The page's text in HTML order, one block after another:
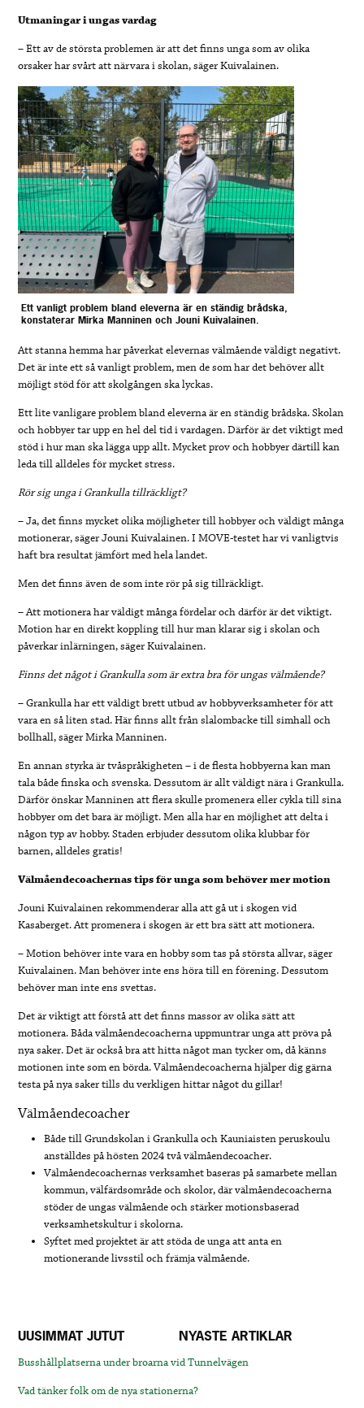
Utmaningar i ungas vardag
– Ett av de största problemen är att det finns unga som av olika
orsaker har svårt att närvara i skolan, säger Kuivalainen.
Ett vanligt problem bland eleverna är en ständig brådska,
konstaterar Mirka Manninen och Jouni Kuivalainen.
Att stanna hemma har påverkat elevernas välmående väldigt negativt.
Det är inte ett så vanligt problem, men de som har det behöver allt
möjligt stöd för att skolgången ska lyckas.
Ett lite vanligare problem bland eleverna är en ständig brådska. Skolan
och hobbyer tar upp en hel del tid i vardagen. Därför är det viktigt med
stöd i hur man ska lägga upp allt. Mycket prov och hobbyer därtill kan
leda till alldeles för mycket stress.
Rör sig unga i Grankulla tillräckligt?
– Ja, det finns mycket olika möjligheter till hobbyer och väldigt många
motionerar, säger Jouni Kuivalainen. I MOVE-testet har vi vanligtvis
haft bra resultat jämfört med hela landet.
Men det finns även de som inte rör på sig tillräckligt.
– Att motionera har väldigt många fördelar och därför är det viktigt.
Motion har en direkt koppling till hur man klarar sig i skolan och
påverkar inlärningen, säger Kuivalainen.
Finns det något i Grankulla som är extra bra för ungas välmående?
– Grankulla har ett väldigt brett utbud av hobbyverksamheter för att
vara en så liten stad. Här finns allt från slalombacke till simhall och
bollhall, säger Mirka Manninen.
En annan styrka är tvåspråkigheten – i de flesta hobbyerna kan man
tala både finska och svenska. Dessutom är allt väldigt nära i Grankulla.
Därför önskar Manninen att flera skulle promenera eller cykla till sina
hobbyer om det bara är möjligt. Men alla har en möjlighet att delta i
någon typ av hobby. Staden erbjuder dessutom olika klubbar för
barnen, alldeles gratis!
Välmåendecoachernas tips för unga som behöver mer motion
Jouni Kuivalainen rekommenderar alla att gå ut i skogen vid
Kasaberget. Att promenera i skogen är ett bra sätt att motionera.
– Motion behöver inte vara en hobby som tas på största allvar, säger
Kuivalainen. Man behöver inte ens höra till en förening. Dessutom
behöver man inte ens svettas.
Det är viktigt att förstå att det finns massor av olika sätt att
motionera. Båda välmåendecoacherna uppmuntrar unga att pröva på
nya saker. Det är också bra att hitta något man tycker om, då känns
motionen inte som en börda. Välmåendecoacherna hjälper dig gärna
testa på nya saker tills du verkligen hittar något du gillar!
Välmåendecoacher
Både till Grundskolan i Grankulla och Kauniaisten peruskoulu
anställdes på hösten 2024 två välmåendecoacher.
Välmåendecoachernas verksamhet baseras på samarbete mellan
kommun, välfärdsområde och skolor, där välmåendecoacherna
stöder de ungas välmående och stärker motionsbaserad
verksamhetskultur i skolorna.
Syftet med projektet är att stöda de unga att anta en
motionerande livsstil och främja välmående.
UUSIMMAT JUTUT NYASTE ARTIKLAR
Busshållplatserna under broarna vid Tunnelvägen
Vad tänker folk om de nya stationerna?